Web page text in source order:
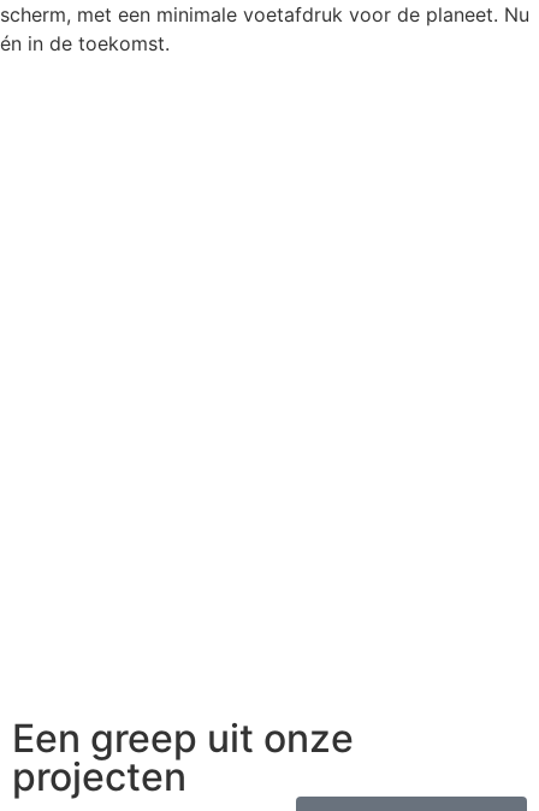
scherm, met een minimale voetafdruk voor de planeet. Nu
én in de toekomst.
Een greep uit onze
projecten